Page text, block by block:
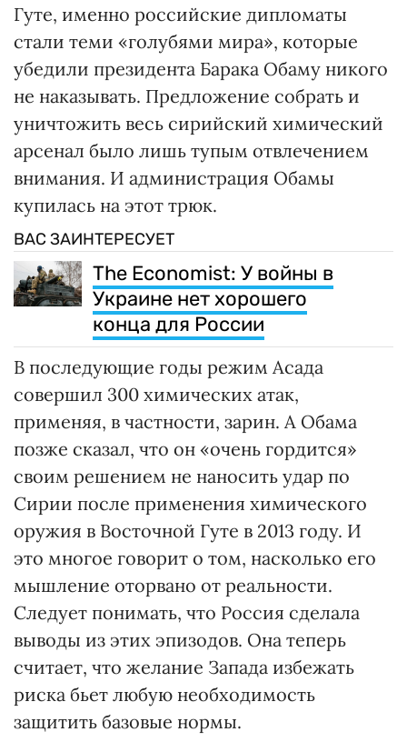
Гуте, именно российские дипломаты
стали теми «голубями мира», которые
убедили президента Барака Обаму никого
не наказывать. Предложение собрать и
уничтожить весь сирийский химический
арсенал было лишь тупым отвлечением
внимания. И администрация Обамы
купилась на этот трюк.
ВАС ЗАИНТЕРЕСУЕТ
The Economist: У войны в
Украине нет хорошего
конца для России
В последующие годы режим Асада
совершил 300 химических атак,
применяя, в частности, зарин. А Обама
позже сказал, что он «очень гордится»
своим решением не наносить удар по
Сирии после применения химического
оружия в Восточной Гуте в 2013 году. И
это многое говорит о том, насколько его
мышление оторвано от реальности.
Следует понимать, что Россия сделала
выводы из этих эпизодов. Она теперь
считает, что желание Запада избежать
риска бьет любую необходимость
защитить базовые нормы.